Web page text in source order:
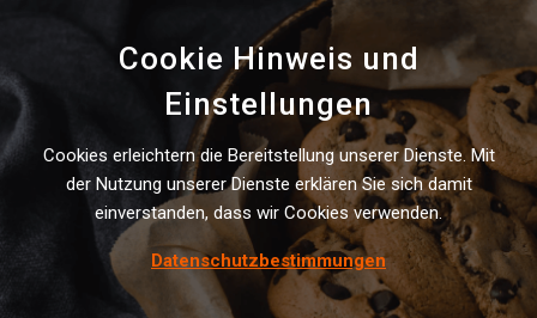
UNSERE NEWS
Mei­nung - Neu­ig­kei­ten - Pres­se
Cookie Hinweis und
Einstellungen
Cookies erleichtern die Bereitstellung unserer Dienste. Mit
der Nutzung unserer Dienste erklären Sie sich damit
einverstanden, dass wir Cookies verwenden.
Datenschutzbestimmungen